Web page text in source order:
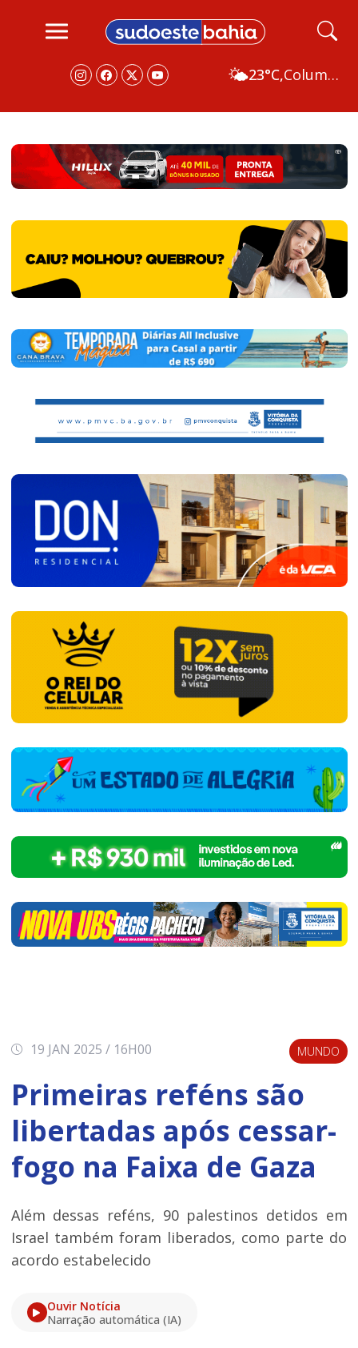
🌤️23°C, Columbus
19 JAN 2025 / 16H00 MUNDO
Primeiras reféns são
libertadas após cessar-
fogo na Faixa de Gaza
Além dessas reféns, 90 palestinos detidos em
Israel também foram liberados, como parte do
acordo estabelecido
Ouvir Notícia
Narração automática (IA)